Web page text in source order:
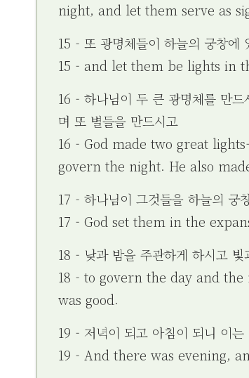
night, and let them serve as
15 - 또 광명체들이 하늘의 궁창에
15 - and let them be lights in
16 - 하나님이 두 큰 광명체를 만
며 또 별들을 만드시고
16 - God made two great
govern the night. He also
17 - 하나님이 그것들을 하늘의 궁
17 - God set them in the
18 - 낮과 밤을 주관하게 하시고
18 - to govern the day and
was good.
19 - 저녁이 되고 아침이 되니 이는
19 - And there was evening,